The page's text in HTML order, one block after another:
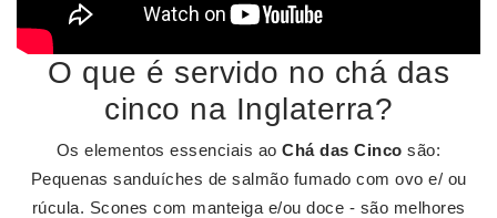
O que é servido no chá das
cinco na Inglaterra?
Os elementos essenciais aoChá das Cinco são:
Pequenas sanduíches de salmão fumado com ovo e/ ou
rúcula. Scones com manteiga e/ou doce - são melhores